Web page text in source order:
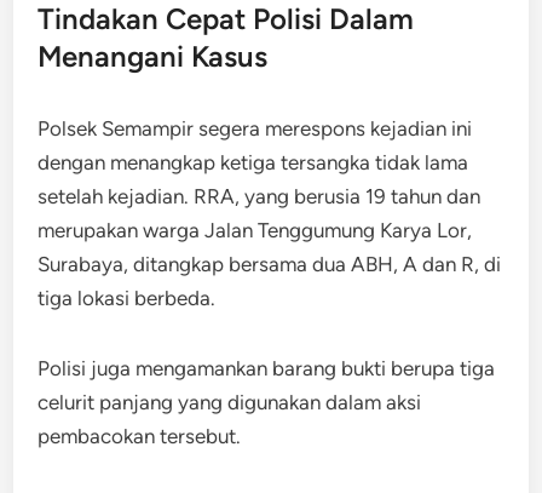
Tindakan Cepat Polisi Dalam
Menangani Kasus
Polsek Semampir segera merespons kejadian ini
dengan menangkap ketiga tersangka tidak lama
setelah kejadian. RRA, yang berusia 19 tahun dan
merupakan warga Jalan Tenggumung Karya Lor,
Surabaya, ditangkap bersama dua ABH, A dan R, di
tiga lokasi berbeda.
Polisi juga mengamankan barang bukti berupa tiga
celurit panjang yang digunakan dalam aksi
pembacokan tersebut.